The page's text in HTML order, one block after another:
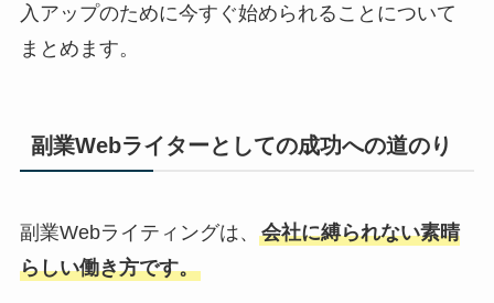
入アップのために今すぐ始められることについて
まとめます。
副業Webライターとしての成功への道のり
副業Webライティングは、 会社に縛られない素晴
らしい働き方です。